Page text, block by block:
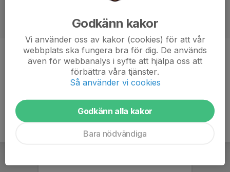
Ledare
44 år
Godkänn kakor
Vi använder oss av kakor (cookies) för att vår
webbplats ska fungera bra för dig. De används
även för webbanalys i syfte att hjälpa oss att
förbättra våra tjänster.
Så använder vi cookies
Godkänn alla kakor
Bara nödvändiga